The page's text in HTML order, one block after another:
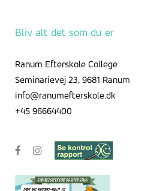
Bliv alt det som du er
Ranum Efterskole College
Seminarievej 23, 9681 Ranum
info@ranumefterskole.dk
+45 96664400